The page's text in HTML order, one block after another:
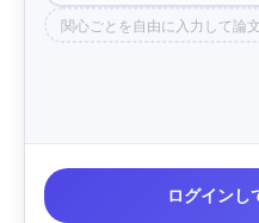
関心ごとを自由に入力して論
ログインし